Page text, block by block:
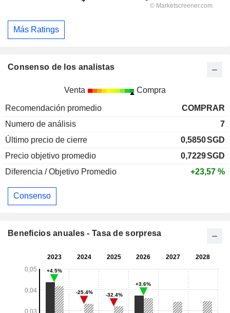
Más Ratings
Consenso de los analistas
Venta Compra
Recomendación promedio
COMPRAR
Numero de análisis
7
Último precio de cierre
0,5850SGD
Precio objetivo promedio
0,7229SGD
Diferencia / Objetivo Promedio
+23,57 %
Consenso
Beneficios anuales - Tasa de sorpresa